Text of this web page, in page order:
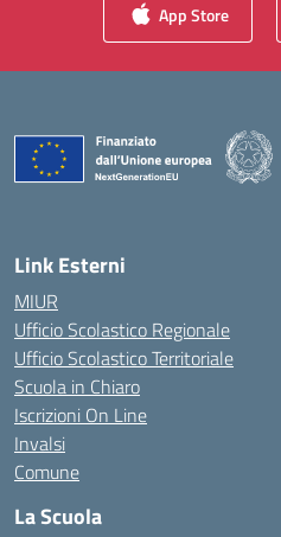
App Store
Link Esterni
MIUR
Ufficio Scolastico Regionale
Ufficio Scolastico Territoriale
Scuola in Chiaro
Iscrizioni On Line
Invalsi
Comune
La Scuola